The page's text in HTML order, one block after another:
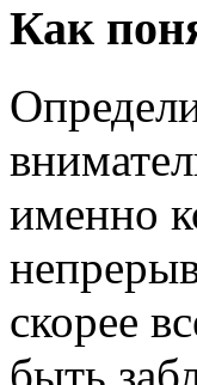
Как
именно
скорее